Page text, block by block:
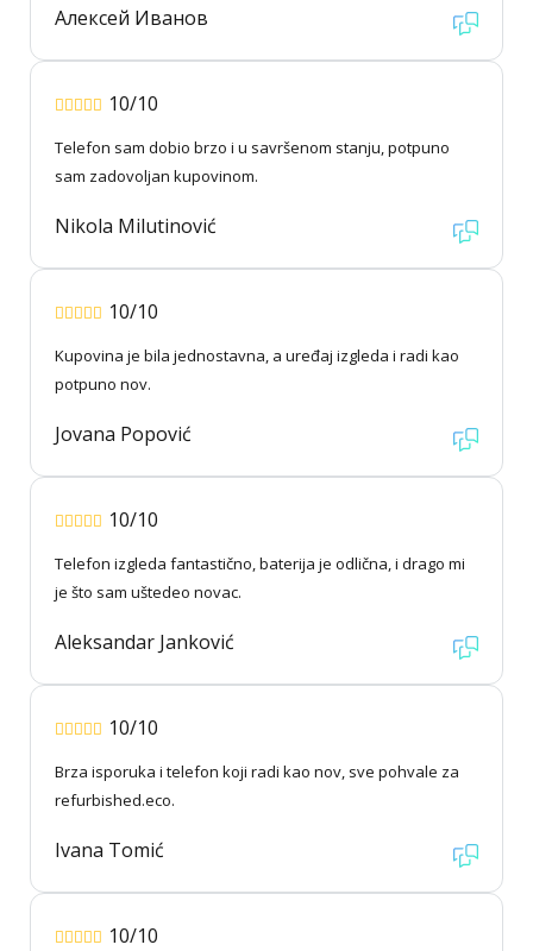
Алексей Иванов
10/10
Telefon sam dobio brzo i u savršenom stanju, potpuno
sam zadovoljan kupovinom.
Nikola Milutinović
10/10
Kupovina je bila jednostavna, a uređaj izgleda i radi kao
potpuno nov.
Jovana Popović
10/10
Telefon izgleda fantastično, baterija je odlična, i drago mi
je što sam uštedeo novac.
Aleksandar Janković
10/10
Brza isporuka i telefon koji radi kao nov, sve pohvale za
refurbished.eco.
Ivana Tomić
10/10